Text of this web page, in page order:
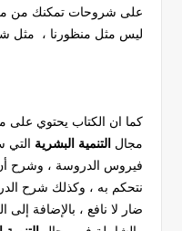
على شروحات تمكنك من
ليس مثل منظورنا ، مثل
كما ان الكتاب يحتوي
مجالالتنمية البشرية
فيروس الدروسة ، وشرح
نتحكم به ، وكذلك شرح
ضار لا نافع ، بالإضافة إلى